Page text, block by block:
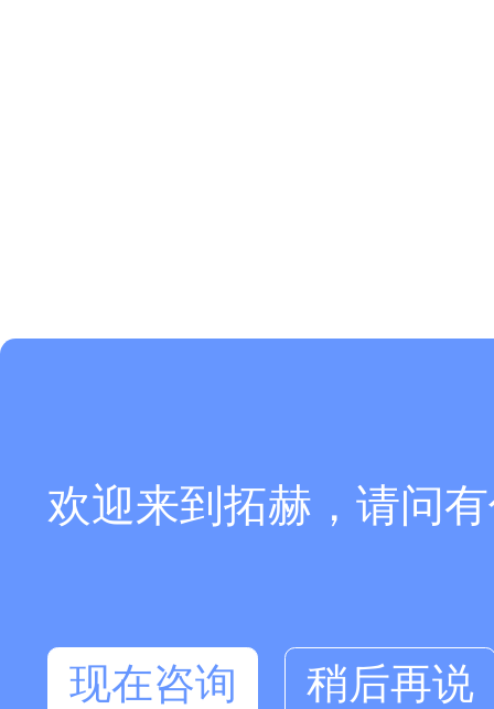
欢迎来到拓赫，请问
现在咨询 稍后再说